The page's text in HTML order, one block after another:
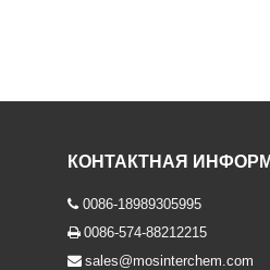
КОНТАКТНАЯ
 0086-18989305995
 0086-574-88212215
 sales@mosinterchem.com